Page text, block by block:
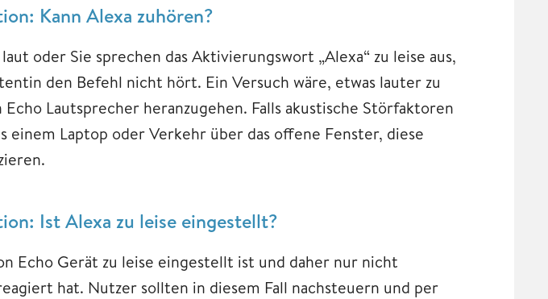
Kann Alexa zuhören?
oder Sie sprechen das Aktivierungswort „Alexa“ zu leise aus,
den Befehl nicht hört. Ein Versuch wäre, etwas lauter zu
Lautsprecher heranzugehen. Falls akustische Störfaktoren
einem Laptop oder Verkehr über das offene Fenster, diese
Ist Alexa zu leise eingestellt?
Echo Gerät zu leise eingestellt ist und daher nur nicht
hat. Nutzer sollten in diesem Fall nachsteuern und per